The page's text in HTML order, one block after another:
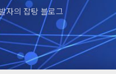
자의 잡탕 블로그